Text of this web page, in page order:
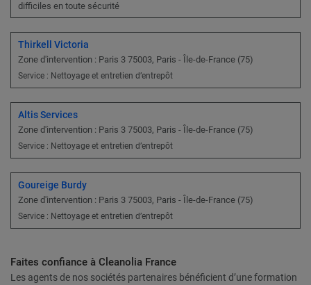
difficiles en toute sécurité
Thirkell Victoria
Zone d'intervention : Paris 3 75003, Paris - Île-de-France (75)
Service : Nettoyage et entretien d’entrepôt
Altis Services
Zone d'intervention : Paris 3 75003, Paris - Île-de-France (75)
Service : Nettoyage et entretien d’entrepôt
Goureige Burdy
Zone d'intervention : Paris 3 75003, Paris - Île-de-France (75)
Service : Nettoyage et entretien d’entrepôt
Faites confiance à Cleanolia France
Les agents de nos sociétés partenaires bénéficient d’une formation